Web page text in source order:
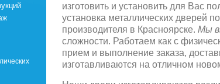
изготовить и установить для Вас
установка металлических дверей
производителя в Красноярске. Мы
сложности. Работаем как с
прием и выполнение заказа,
изготавливаются на отличном